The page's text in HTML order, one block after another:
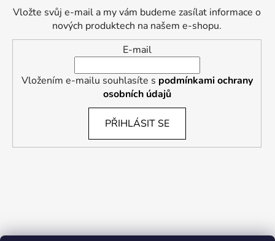
Vložte svůj e-mail a my vám budeme zasílat informace o
nových produktech na našem e-shopu.
E-mail
Vložením e-mailu souhlasíte s podmínkami ochrany
osobních údajů
PŘIHLÁSIT SE